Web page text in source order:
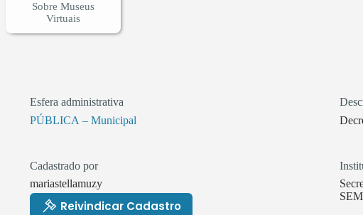
Esfera administrativa
PÚBLICA – Municipal
Cadastrado por
mariastellamuzy
Reivindicar Cadastro
Sobre Museus
Virtuais